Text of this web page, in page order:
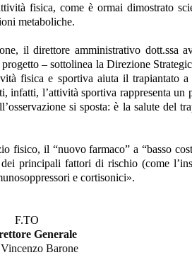
fisica, come è ormai dimostrato
metaboliche.
il direttore amministrativo dott.ssa
– sottolinea la Direzione
fisica e sportiva aiuta il trapiantato
l’attività sportiva rappresenta un
si sposta: è la salute del
il “nuovo farmaco” a “basso
principali fattori di rischio (come
e cortisonici».
F.TO
Generale
Barone